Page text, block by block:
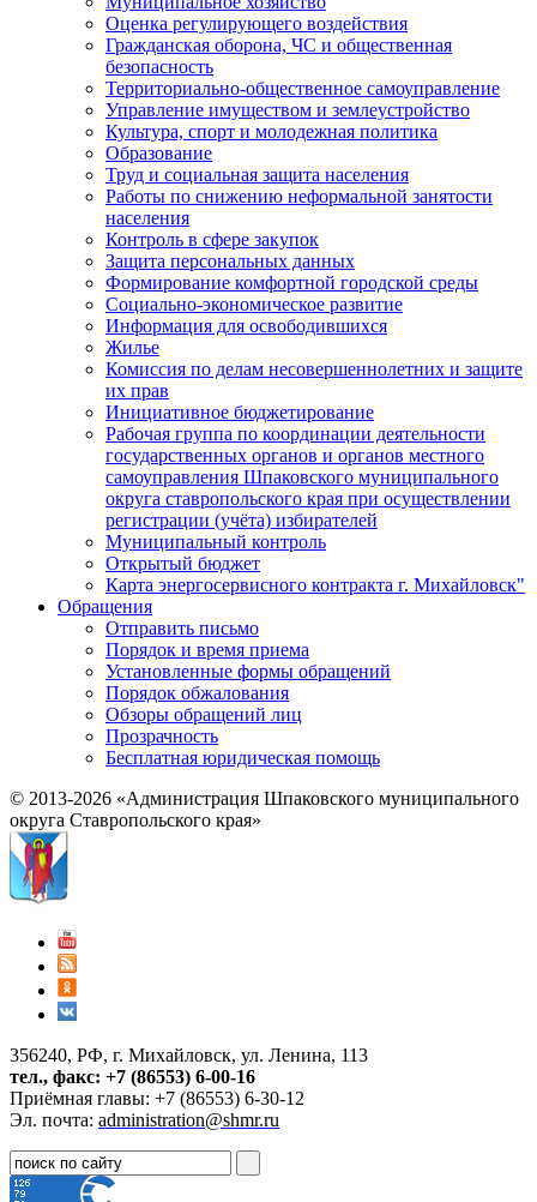
Оценка регулирующего воздействия
Гражданская оборона, ЧС и общественная
безопасность
Территориально-общественное самоуправление
Управление имуществом и землеустройство
Культура, спорт и молодежная политика
Образование
Труд и социальная защита населения
Работы по снижению неформальной занятости
населения
Контроль в сфере закупок
Защита персональных данных
Формирование комфортной городской среды
Социально-экономическое развитие
Информация для освободившихся
Жилье
Комиссия по делам несовершеннолетних и защите
их прав
Инициативное бюджетирование
Рабочая группа по координации деятельности
государственных органов и органов местного
самоуправления Шпаковского муниципального
округа ставропольского края при осуществлении
регистрации (учёта) избирателей
Муниципальный контроль
Открытый бюджет
Карта энергосервисного контракта г. Михайловск"
Обращения
Отправить письмо
Порядок и время приема
Установленные формы обращений
Порядок обжалования
Обзоры обращений лиц
Прозрачность
Бесплатная юридическая помощь
© 2013-2026 «Администрация Шпаковского муниципального
округа Ставропольского края»
356240, РФ, г. Михайловск, ул. Ленина, 113
тел., факс: +7 (86553) 6-00-16
Приёмная главы: +7 (86553) 6-30-12
Эл. почта: administration@shmr.ru